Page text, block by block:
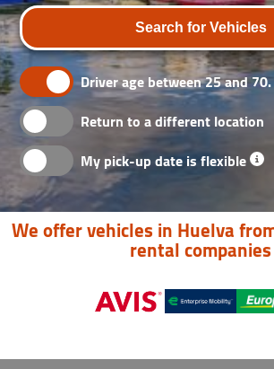
Search for Vehicles
Driver age between 25 and 70.
Return to a different location
My pick-up date is flexible
We offer vehicles in Huelva
rental companies